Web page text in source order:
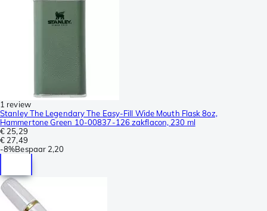
1 review
Stanley The Legendary The Easy-Fill Wide Mouth Flask 8oz,
Hammertone Green 10-00837-126 zakflacon, 230 ml
€ 25,29
€ 27,49
-8%Bespaar 2,20